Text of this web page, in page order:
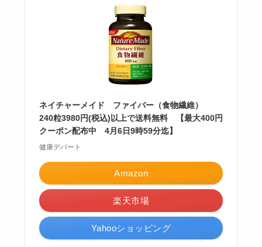
ネイチャーメイド ファイバー（食物繊維）
240粒3980円(税込)以上で送料無料 【最大400円
クーポン配布中 4月6日9時59分迄】
健康デパート
Amazon
楽天市場
Yahooショッピング